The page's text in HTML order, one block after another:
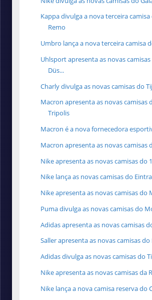
Kappa divulga a nova terceira
Remo
Umbro lança a nova terceira camisa
Uhlsport apresenta as novas
Düs...
Charly divulga as novas camisas do
Macron apresenta as novas camisas
Tripolis
Macron é a nova fornecedora
Macron apresenta as novas camisas
Nike apresenta as novas camisas do
Nike lança as novas camisas do
Nike apresenta as novas camisas do
Puma divulga as novas camisas do
Adidas apresenta as novas camisas
Saller apresenta as novas camisas
Adidas divulga as novas camisas do
Nike apresenta as novas camisas da
Nike lança a nova camisa reserva do